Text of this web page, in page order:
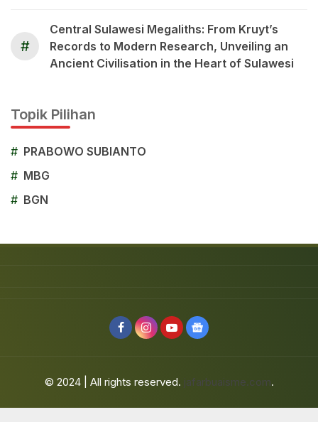
#
Central Sulawesi Megaliths: From Kruyt’s
Records to Modern Research, Unveiling an
Ancient Civilisation in the Heart of Sulawesi
Topik Pilihan
# PRABOWO SUBIANTO
# MBG
# BGN
© 2024 | All rights reserved. jafarbuaisme.com.